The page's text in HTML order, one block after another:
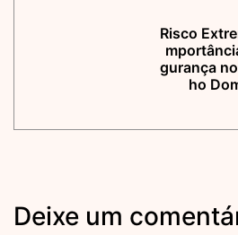
Risco
gurança
ho
Deixe um